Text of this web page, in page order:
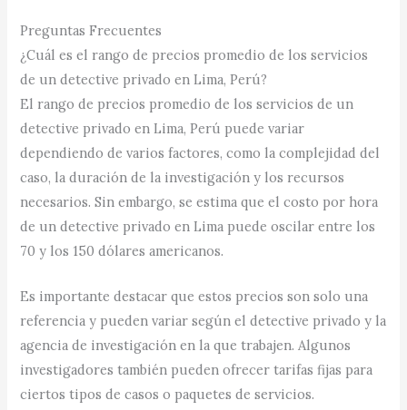
Preguntas Frecuentes
¿Cuál es el rango de precios promedio de los servicios
de un detective privado en Lima, Perú?
El rango de precios promedio de los servicios de un
detective privado en Lima, Perú puede variar
dependiendo de varios factores, como la complejidad del
caso, la duración de la investigación y los recursos
necesarios. Sin embargo, se estima que el costo por hora
de un detective privado en Lima puede oscilar entre los
70 y los 150 dólares americanos.
Es importante destacar que estos precios son solo una
referencia y pueden variar según el detective privado y la
agencia de investigación en la que trabajen. Algunos
investigadores también pueden ofrecer tarifas fijas para
ciertos tipos de casos o paquetes de servicios.